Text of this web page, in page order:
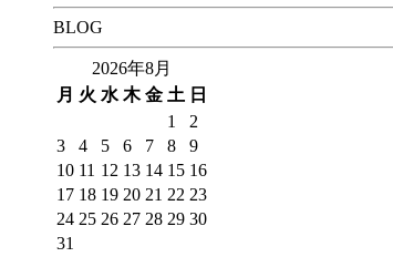
BLOG
2026年8月
月 火 水 木 金 土 日
1
2
3
4 5 6 7 8
9
10 11 12 13 14 15 16
17 18 19 20 21 22 23
24 25 26 27 28 29 30
31